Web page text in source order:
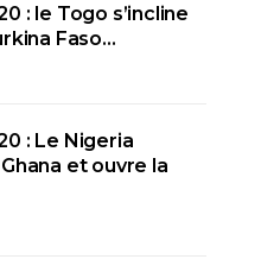
: le Togo s’incline
Faso…
: Le Nigeria
et ouvre la